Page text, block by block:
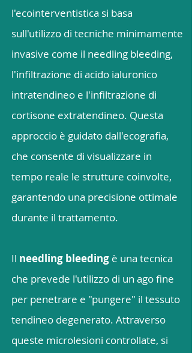
l'ecointerventistica si basa
sull'utilizzo di tecniche minimamente
invasive come il needling bleeding,
l'infiltrazione di acido ialuronico
intratendineo e l'infiltrazione di
cortisone extratendineo. Questa
approccio è guidato dall'ecografia,
che consente di visualizzare in
tempo reale le strutture coinvolte,
garantendo una precisione ottimale
durante il trattamento.
Il needling bleeding è una tecnica
che prevede l'utilizzo di un ago fine
per penetrare e "pungere" il tessuto
tendineo degenerato. Attraverso
queste microlesioni controllate, si